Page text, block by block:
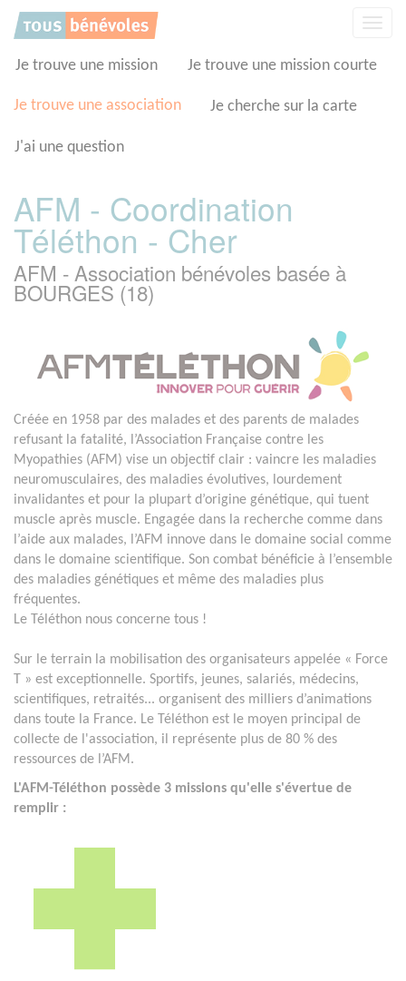
Je trouve une mission Je trouve une mission courte
Je trouve une association Je cherche sur la carte
J'ai une question
AFM - Coordination
Téléthon - Cher
AFM - Association bénévoles basée à
BOURGES (18)
Créée en 1958 par des malades et des parents de malades
refusant la fatalité, l’Association Française contre les
Myopathies (AFM) vise un objectif clair : vaincre les maladies
neuromusculaires, des maladies évolutives, lourdement
invalidantes et pour la plupart d’origine génétique, qui tuent
muscle après muscle. Engagée dans la recherche comme dans
l’aide aux malades, l’AFM innove dans le domaine social comme
dans le domaine scientifique. Son combat bénéficie à l’ensemble
des maladies génétiques et même des maladies plus
fréquentes.
Le Téléthon nous concerne tous !
Sur le terrain la mobilisation des organisateurs appelée « Force
T » est exceptionnelle. Sportifs, jeunes, salariés, médecins,
scientifiques, retraités... organisent des milliers d’animations
dans toute la France. Le Téléthon est le moyen principal de
collecte de l'association, il représente plus de 80 % des
ressources de l’AFM.
L'AFM-Téléthon possède 3 missions qu'elle s'évertue de
remplir :
Panneau de gestion des cookies